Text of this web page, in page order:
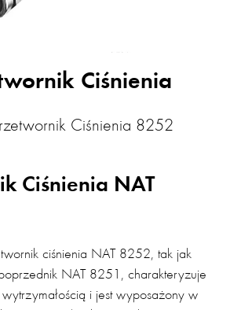
Ciśnienia
Ciśnienia 8252
Ciśnienia NAT
ciśnienia NAT 8252, tak jak
NAT 8251, charakteryzuje
i jest wyposażony w